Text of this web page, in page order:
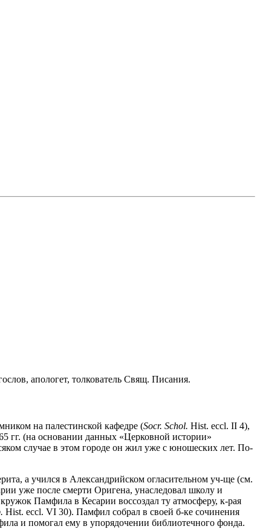
апологет, толкователь Свящ. Писания.
на палестинской кафедре (Socr. Schol. Hist. eccl. II 4),
гг. (на основании данных «Церковной истории»
случае в этом городе он жил уже с юношеских лет. По-
а учился в Александрийском огласительном уч-ще (см.
уже после смерти Оригена, унаследовал школу и
Памфила в Кесарии воссоздал ту атмосферу, к-рая
Hist. eccl. VI 30). Памфил собрал в своей б-ке сочинения
и помогал ему в упорядочении библиотечного фонда.